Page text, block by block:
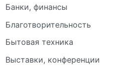
Банки, финансы
Благотворительность
Бытовая техника
Выставки, конференции